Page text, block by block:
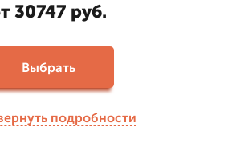
30747 руб.
Выбрать
подробности